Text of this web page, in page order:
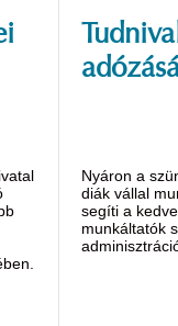
Nyáron a
diák vállal
segíti a
munkáltatók